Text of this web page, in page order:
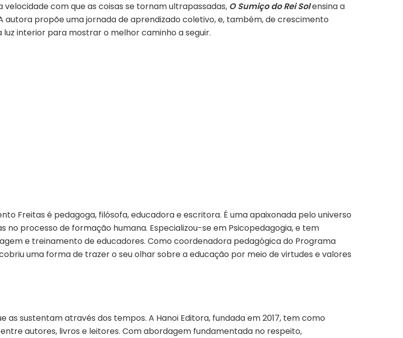
com que as coisas se tornam ultrapassadas, O Sumiço do Rei Solensina a
autora propõe uma jornada de aprendizado coletivo, e, também, decrescimento
interior para mostrar o melhor caminho a seguir.
Freitas é pedagoga, filósofa, educadora e escritora. É uma apaixonada pelo universo
processo de formação humana. Especializou-se em Psicopedagogia, e tem
e treinamento de educadores. Como coordenadora pedagógica do Programa
uma forma de trazer o seu olhar sobre a educação por meio de virtudes e valores
as sustentam através dos tempos. A Hanoi Editora, fundada em 2017, tem como
autores, livros e leitores. Com abordagem fundamentada no respeito,